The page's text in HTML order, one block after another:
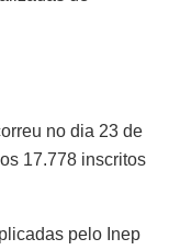
no dia 23 de
17.778 inscritos
pelo Inep